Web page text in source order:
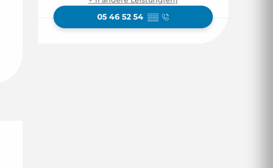
05 46 52 54 ▒▒